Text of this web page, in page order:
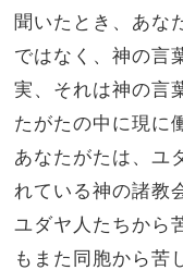
聞いたとき、あな
ではなく、神の言
実、それは神の言
たがたの中に現に
あなたがたは、ユ
れている神の諸教
ユダヤ人たちから
もまた同胞から苦